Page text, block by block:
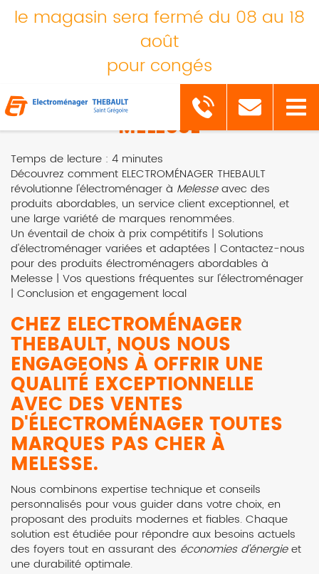
le magasin sera fermé du 08 au 18
août
pour congés
VENTE ÉLECTROMÉNAGER
TOUTES MARQUES PAS CHER
MELESSE
Temps de lecture : 4 minutes
Découvrez comment ELECTROMÉNAGER THEBAULT
révolutionne l'électroménager à Melesseavec des
produits abordables, un service client exceptionnel, et
une large variété de marques renommées.
Un éventail de choix à prix compétitifs | Solutions
d'électroménager variées et adaptées | Contactez-nous
pour des produits électroménagers abordables à
Melesse | Vos questions fréquentes sur l'électroménager
| Conclusion et engagement local
CHEZ ELECTROMÉNAGER
THEBAULT, NOUS NOUS
ENGAGEONS À OFFRIR UNE
QUALITÉ EXCEPTIONNELLE
AVEC DES VENTES
D'ÉLECTROMÉNAGER TOUTES
MARQUES PAS CHER À
MELESSE.
Nous combinons expertise technique et conseils
personnalisés pour vous guider dans votre choix, en
proposant des produits modernes et fiables. Chaque
solution est étudiée pour répondre aux besoins actuels
des foyers tout en assurant des économies d'énergieet
une durabilité optimale.